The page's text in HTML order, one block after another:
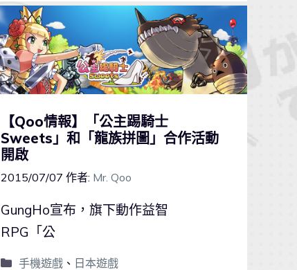
【Qoo情報】「公主踢騎士
Sweets」和「龍族拼圖」合作活動
開啟
2015/07/07 作者: Mr. Qoo
GungHo宣布，旗下動作益智
RPG「公
手機遊戲、 日本遊戲